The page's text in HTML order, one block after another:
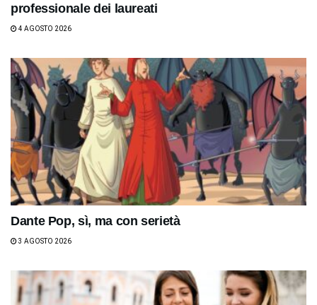
professionale dei laureati
4 AGOSTO 2026
Dante Pop, sì, ma con serietà
3 AGOSTO 2026